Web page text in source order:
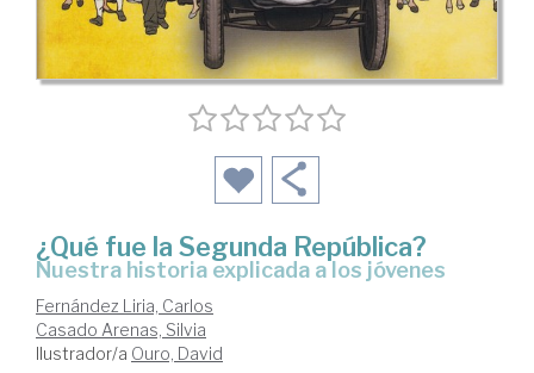
¿Qué fue la Segunda República?
nuestra historia explicada a los jóvenes
Fernández Liria, Carlos
Casado Arenas, Silvia
Ilustrador/a Ouro, David